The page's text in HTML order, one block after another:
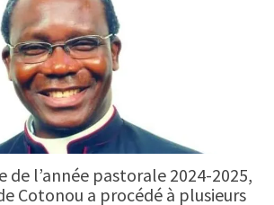
de l’année pastorale 2024-2025,
Cotonou a procédé à plusieurs